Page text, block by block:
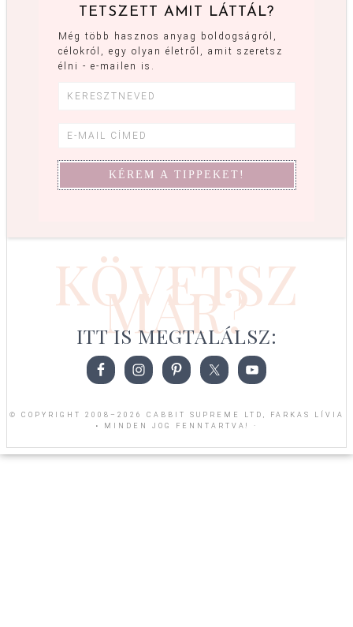
TETSZETT AMIT LÁTTÁL?
Még több hasznos anyag boldogságról,
célokról, egy olyan életről, amit szeretsz
élni - e-mailen is.
KÖVETSZ
MÁR?
ITT IS MEGTALÁLSZ:
© COPYRIGHT 2008–2026 CABBIT SUPREME LTD, FARKAS LÍVIA
• MINDEN JOG FENNTARTVA! ·